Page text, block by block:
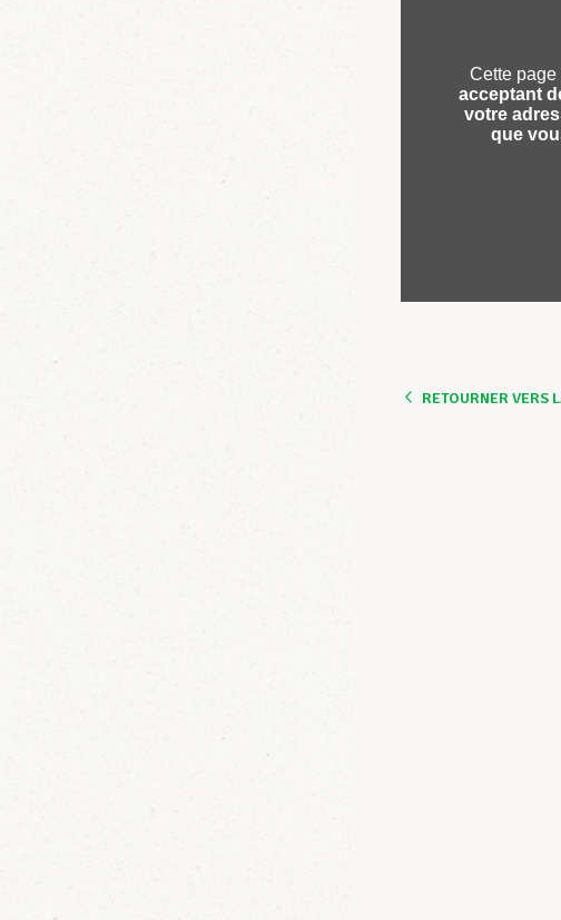
RETOURNER VERS